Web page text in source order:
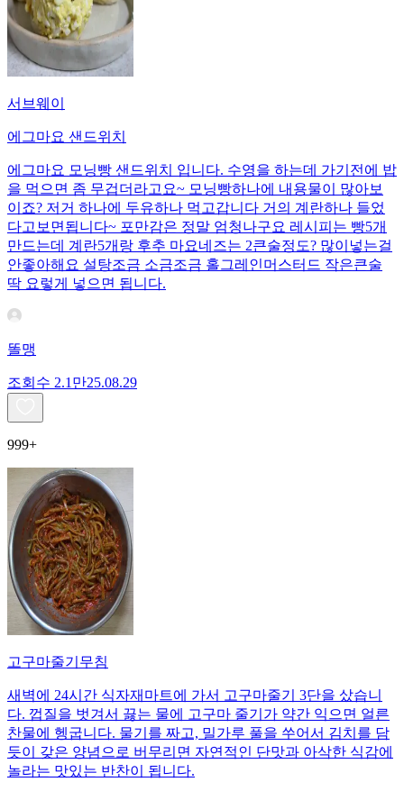
서브웨이
에그마요 샌드위치
에그마요 모닝빵 샌드위치 입니다. 수영을 하는데 가기전에 밥
을 먹으면 좀 무겁더라고요~ 모닝빵하나에 내용물이 많아보
이죠? 저거 하나에 두유하나 먹고갑니다 거의 계란하나 들었
다고보면됩니다~ 포만감은 정말 엄청나구요 레시피는 빵5개
만드는데 계란5개랑 후추 마요네즈는 2큰술정도? 많이넣는걸
안좋아해요 설탕조금 소금조금 홀그레인머스터드 작은큰술
딱 요렇게 넣으면 됩니다.
똘맹
조회수 2.1만25.08.29
999+
고구마줄기무침
새벽에 24시간 식자재마트에 가서 고구마줄기 3단을 샀습니
다. 껍질을 벗겨서 끓는 물에 고구마 줄기가 약간 익으면 얼른
찬물에 헹굽니다. 물기를 짜고, 밀가루 풀을 쑤어서 김치를 담
듯이 갖은 양념으로 버무리면 자연적인 단맛과 아삭한 식감에
놀라는 맛있는 반찬이 됩니다.